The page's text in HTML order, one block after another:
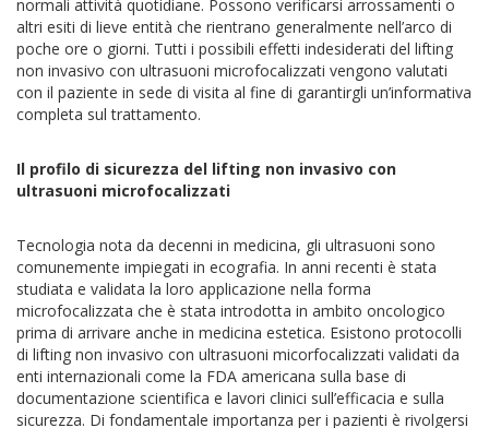
normali attività quotidiane. Possono verificarsi arrossamenti o
altri esiti di lieve entità che rientrano generalmente nell’arco di
poche ore o giorni. Tutti i possibili effetti indesiderati del lifting
non invasivo con ultrasuoni microfocalizzati vengono valutati
con il paziente in sede di visita al fine di garantirgli un’informativa
completa sul trattamento.
Il profilo di sicurezza del lifting non invasivo con
ultrasuoni microfocalizzati
Tecnologia nota da decenni in medicina, gli ultrasuoni sono
comunemente impiegati in ecografia. In anni recenti è stata
studiata e validata la loro applicazione nella forma
microfocalizzata che è stata introdotta in ambito oncologico
prima di arrivare anche in medicina estetica. Esistono protocolli
di lifting non invasivo con ultrasuoni micorfocalizzati validati da
enti internazionali come la FDA americana sulla base di
documentazione scientifica e lavori clinici sull’efficacia e sulla
sicurezza. Di fondamentale importanza per i pazienti è rivolgersi